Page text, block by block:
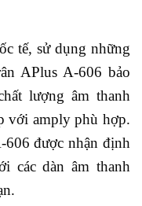
tế, sử dụng những
APlus A-606 bảo
lượng âm thanh
với amply phù hợp.
được nhận định
các dàn âm thanh